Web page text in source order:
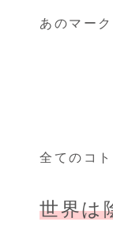
あのマー
全てのコ
世界は